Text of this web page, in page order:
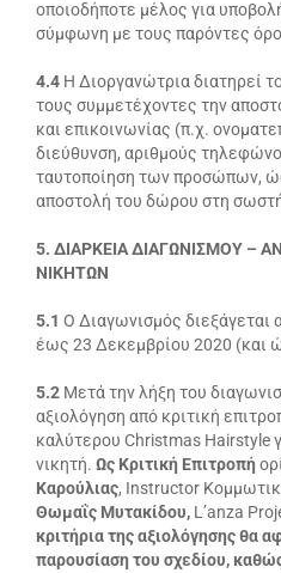
οποιοδήποτε μέλος για
σύμφωνη με τους παρόντες
4.4 Η Διοργανώτρια διατηρεί
τους συμμετέχοντες την
και επικοινωνίας (π.χ.
διεύθυνση, αριθμούς
ταυτοποίηση των προσώπων,
αποστολή του δώρου στη
5. ΔΙΑΡΚΕΙΑ ΔΙΑΓΩΝΙΣΜΟΥ –
ΝΙΚΗΤΩΝ
5.1 Ο Διαγωνισμός διεξάγεται
έως 23 Δεκεμβρίου 2020 (και
5.2 Μετά την λήξη του
αξιολόγηση από κριτική
καλύτερου Christmas Hairstyle
νικητή. Ως Κριτική Επιτροπή
Καρούλιας, Instructor
Θωμαΐς Μυτακίδου, L’anza
κριτήρια της αξιολόγησης θα
παρουσίαση του σχεδίου,